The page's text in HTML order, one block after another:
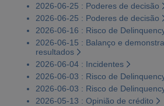
2026-06-25 : Poderes de decisão
2026-06-25 : Poderes de decisão
2026-06-16 : Risco de
2026-06-15 : Balanço e
resultados
2026-06-04 : Incidentes
2026-06-03 : Risco de
2026-06-03 : Risco de
2026-05-13 : Opinião de crédito